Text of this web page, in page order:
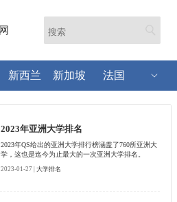
新西兰 新加坡 法国
2023年亚洲大学排名
2023年QS给出的亚洲大学排行榜涵盖了760所亚洲大
学，这也是迄今为止最大的一次亚洲大学排名。
2023-01-27 | 大学排名